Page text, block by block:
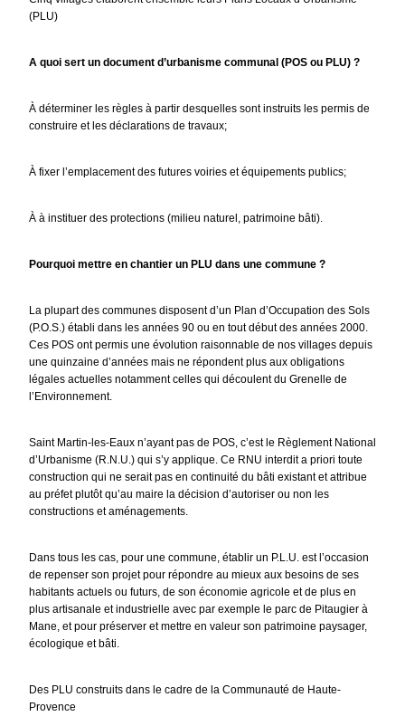
(PLU)
A quoi sert un document d’urbanisme communal (POS ou PLU) ?
À déterminer les règles à partir desquelles sont instruits les permis de
construire et les déclarations de travaux;
À fixer l’emplacement des futures voiries et équipements publics;
À à instituer des protections (milieu naturel, patrimoine bâti).
Pourquoi mettre en chantier un PLU dans une commune ?
La plupart des communes disposent d’un Plan d’Occupation des Sols
(P.O.S.) établi dans les années 90 ou en tout début des années 2000.
Ces POS ont permis une évolution raisonnable de nos villages depuis
une quinzaine d’années mais ne répondent plus aux obligations
légales actuelles notamment celles qui découlent du Grenelle de
l’Environnement.
Saint Martin-les-Eaux n’ayant pas de POS, c’est le Règlement National
d’Urbanisme (R.N.U.) qui s’y applique. Ce RNU interdit a priori toute
construction qui ne serait pas en continuité du bâti existant et attribue
au préfet plutôt qu’au maire la décision d’autoriser ou non les
constructions et aménagements.
Dans tous les cas, pour une commune, établir un P.L.U. est l’occasion
de repenser son projet pour répondre au mieux aux besoins de ses
habitants actuels ou futurs, de son économie agricole et de plus en
plus artisanale et industrielle avec par exemple le parc de Pitaugier à
Mane, et pour préserver et mettre en valeur son patrimoine paysager,
écologique et bâti.
Des PLU construits dans le cadre de la Communauté de Haute-
Provence